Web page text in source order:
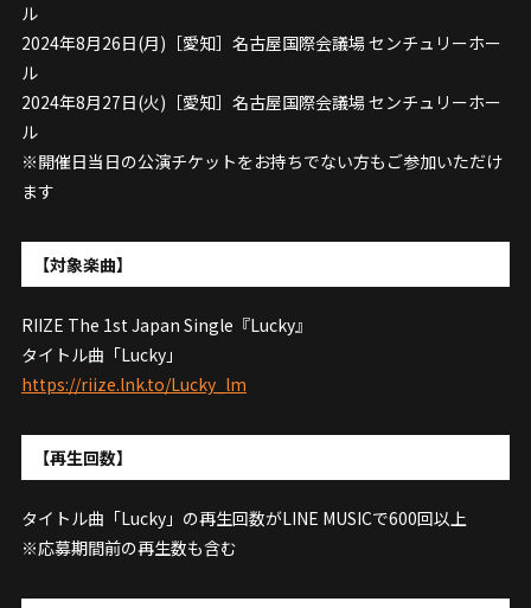
ル
2024年8月26日(月)［愛知］名古屋国際会議場 センチュリーホー
ル
2024年8月27日(火)［愛知］名古屋国際会議場 センチュリーホー
ル
※開催日当日の公演チケットをお持ちでない方もご参加いただけ
ます
【対象楽曲】
RIIZE The 1st Japan Single『Lucky』
タイトル曲「Lucky」
https://riize.lnk.to/Lucky_lm
【再生回数】
タイトル曲「Lucky」の再生回数がLINE MUSICで600回以上
※応募期間前の再生数も含む